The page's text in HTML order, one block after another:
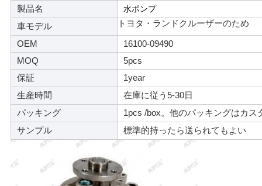
ニ
ュ
ー
ス
引
製品名 水ポンプ
車モデル トヨタ・ランドクルーザーのため
OEM
16100-09490
MOQ
5pcs
保証
1year
生産時間
在庫に従う5-30日
パッキング
1pcs /box。他のパッキングはカス
サンプル
標準的持ったら送られてもよい